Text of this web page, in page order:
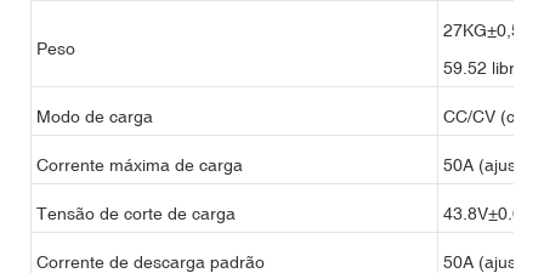
Peso
27KG±0,5Kg
59.52 libras
Modo de carga CC/CV
Corrente máxima de carga 50A
Tensão de corte de carga 43.8V±0.05
Corrente de descarga padrão 50A